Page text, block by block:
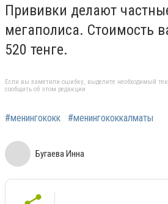
Прививки делают
мегаполиса. Стоимость
520 тенге.
Если вы заметили ошибку, выделите необходимый
сообщить об этом редакции
#менингококк #менингококкалматы
Бугаева Инна